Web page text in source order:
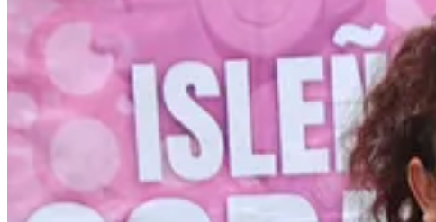
Substackes el hogar de la gran cultura